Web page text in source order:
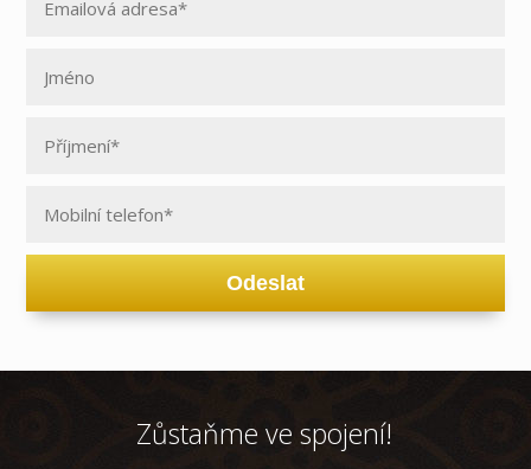
Odeslat
Zůstaňme ve spojení!